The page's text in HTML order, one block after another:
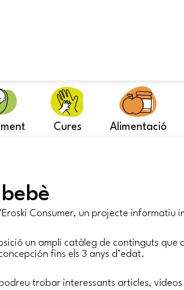
Cures Alimentació
Consumer, un projecte informatiu
un ampli catàleg de continguts que
fins els 3 anys d’edat.
trobar interessants articles,